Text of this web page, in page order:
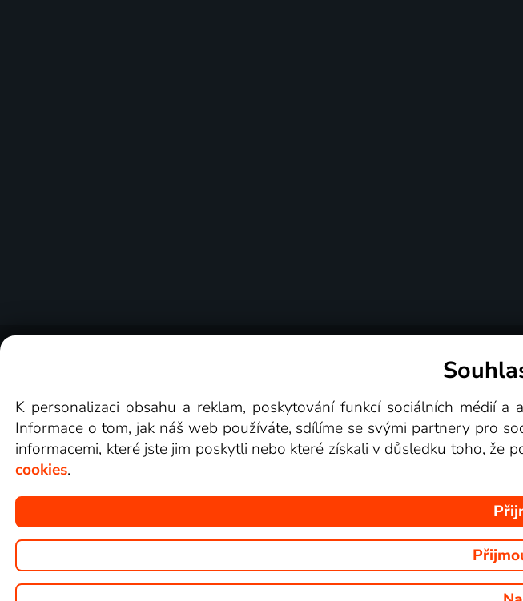
Copyright © goNET s.r.o. Na tomto webu jsou
K personalizaci obsahu a reklam, poskytování funkcí sociálních médií
Informace o tom, jak náš web používáte, sdílíme se svými partnery pro
informacemi, které jste jim poskytli nebo které získali v důsledku toho, že
cookies.